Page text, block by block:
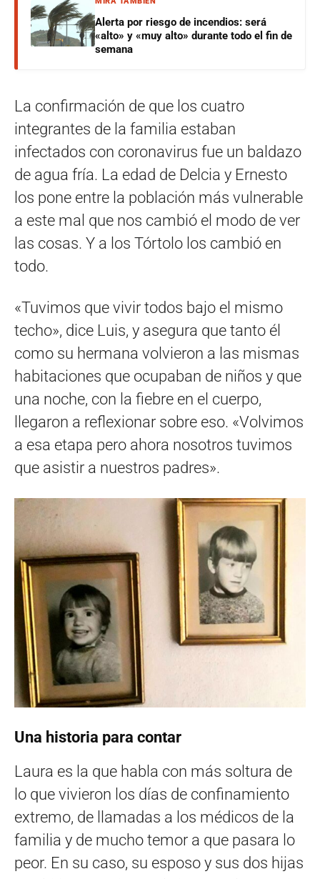
Alerta por riesgo de incendios: será
«alto» y «muy alto» durante todo el fin de
semana
La confirmación de que los cuatro
integrantes de la familia estaban
infectados con coronavirus fue un baldazo
de agua fría. La edad de Delcia y Ernesto
los pone entre la población más vulnerable
a este mal que nos cambió el modo de ver
las cosas. Y a los Tórtolo los cambió en
todo.
«Tuvimos que vivir todos bajo el mismo
techo», dice Luis, y asegura que tanto él
como su hermana volvieron a las mismas
habitaciones que ocupaban de niños y que
una noche, con la fiebre en el cuerpo,
llegaron a reflexionar sobre eso. «Volvimos
a esa etapa pero ahora nosotros tuvimos
que asistir a nuestros padres».
Una historia para contar
Laura es la que habla con más soltura de
lo que vivieron los días de confinamiento
extremo, de llamadas a los médicos de la
familia y de mucho temor a que pasara lo
peor. En su caso, su esposo y sus dos hijas